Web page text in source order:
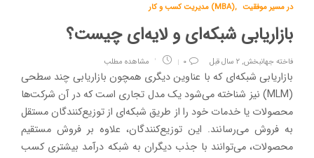
مدیریت کسب و کار (MBA), در مسیر موفقیت
بازاریابی شبکه‌ای و لایه‌ای چیست؟
فاخته جهانبخش,۲ سال قبل ۰ مشاهده مطلب
بازاریابی شبکه‌ای که با عناوین دیگری همچون بازاریابی چند سطحی
(MLM) نیز شناخته می‌شود یک مدل تجاری است که در آن شرکت‌ها
محصولات یا خدمات خود را از طریق شبکه‌ای از توزیع‌کنندگان مستقل
به فروش می‌رسانند. این توزیع‌کنندگان، علاوه بر فروش مستقیم
محصولات، می‌توانند با جذب دیگران به شبکه درآمد بیشتری کسب